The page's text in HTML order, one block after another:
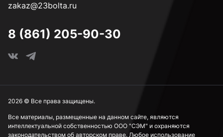
zakaz@23bolta.ru
8 (861) 205-90-30
Все материалы, размещенные на данном сайте, являются
интеллектуальной собственностью ООО "СЭМ" и охраняются
законодательством об авторском праве. Любое использование
2026 © Все права защищены.